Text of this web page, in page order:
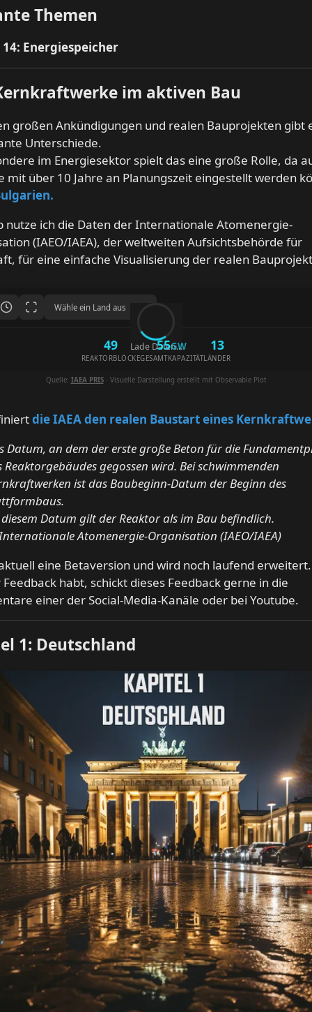
Themen
Energiespeicher
im aktiven Bau
großen Ankündigungen und realen Bauprojekten gibt
Unterschiede.
im Energiesektor spielt das eine große Rolle, da
mit über 10 Jahre an Planungszeit eingestellt werden
nutze ich die Daten der Internationale Atomenergie-
(IAEO/IAEA), der weltweiten Aufsichtsbehörde für
für eine einfache Visualisierung der realen
Lade Daten...
49
REAKTORBLÖCKE
55GW
GESAMTKAPAZITÄT
13
LÄNDER
Quelle: IAEA PRIS· Visuelle Darstellung erstellt mit Observable Plot
die IAEA den realen Baustart eines
Datum, an dem der erste große Beton für die
Reaktorgebäudes gegossen wird. Bei schwimmenden
ist das Baubeginn-Datum der Beginn des
Datum gilt der Reaktor als im Bau befindlich.
Atomenergie-Organisation (IAEO/IAEA)
eine Betaversion und wird noch laufend erweitert.
Feedback habt, schickt dieses Feedback gerne in die
einer der Social-Media-Kanäle oder bei Youtube.
1: Deutschland